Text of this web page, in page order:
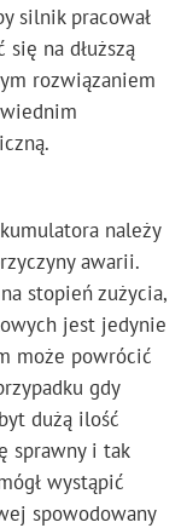
silnik pracował
na dłuższą
rozwiązaniem
należy
awarii.
stopień zużycia,
jest jedynie
może powrócić
gdy
dużą ilość
sprawny i tak
wystąpić
spowodowany